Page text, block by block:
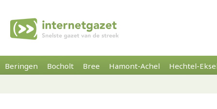
Beringen Bocholt Bree Hamont-Achel Hechtel-